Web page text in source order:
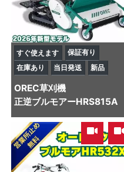
すぐ使えます
保証有り
在庫あり
当日発送 新品
OREC草刈機
正逆ブルモアーHRS815A
,